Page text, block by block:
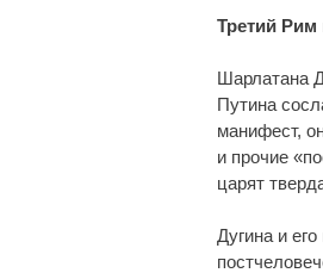
Третий
Шарлатана
Путина
манифест,
и прочие
царят
Дугина и